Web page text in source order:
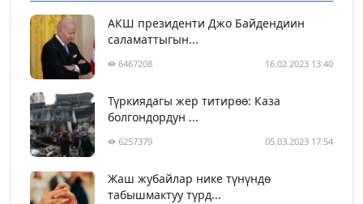
АКШ президенти Джо Байдендиин
саламаттыгын...
6467208 16.02.2023 13:40
Түркиядагы жер титирөө: Каза
болгондордун ...
6257379 05.03.2023 17:54
Жаш жубайлар нике түнүндө
табышмактуу түрд...